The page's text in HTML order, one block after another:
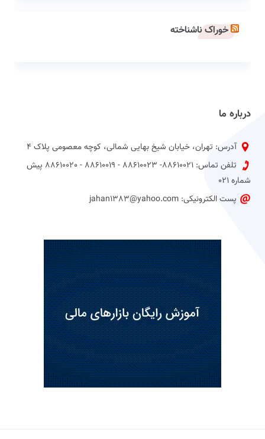
خوراک ناشناخته
درباره ما
آدرس: تهران، خیابان شیخ بهایی شمالی، کوچه معصومی پلاک 4
تلفن تماس: 88610021- 88610023 - 88610019 - 88610020 پیش
شماره 021
پست الکترونیکی: jahan1383@yahoo.com